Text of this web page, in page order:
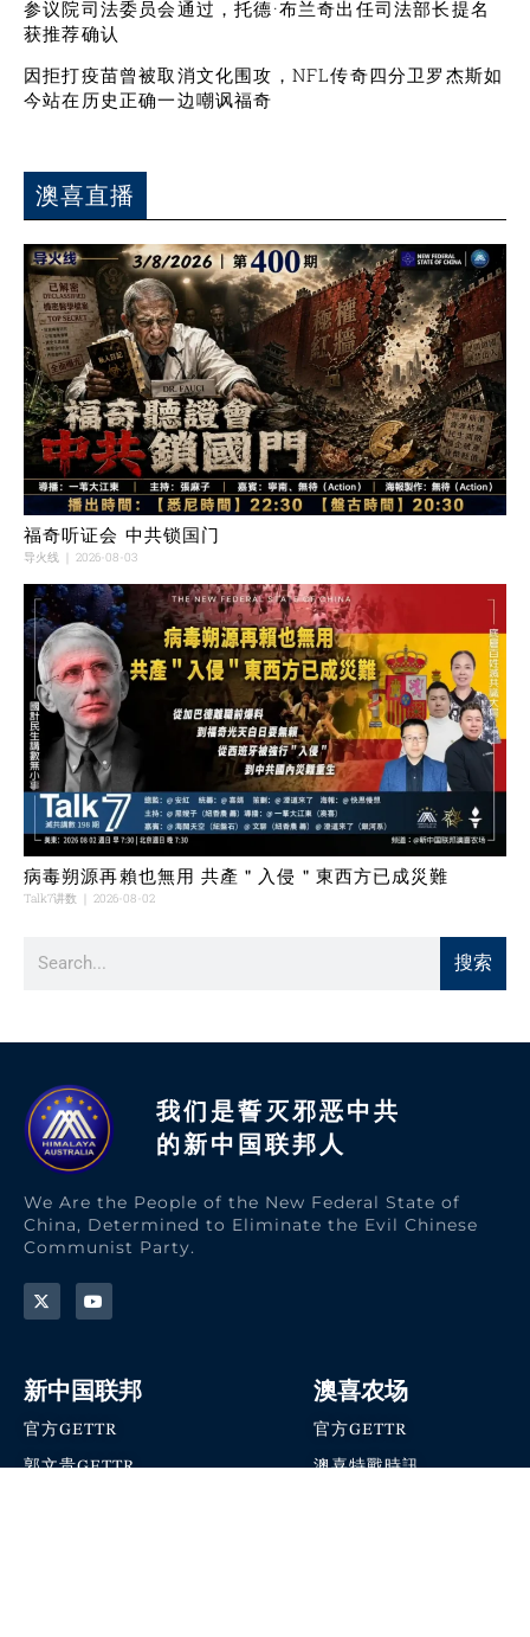
参议院司法委员会通过，托德·布兰奇出任司法部长提名
获推荐确认
因拒打疫苗曾被取消文化围攻，NFL传奇四分卫罗杰斯如
今站在历史正确一边嘲讽福奇
澳喜直播
福奇听证会 中共锁国门
导火线 2026-08-03
病毒朔源再賴也無用 共產＂入侵＂東西方已成災難
Talk7讲数 2026-08-02
搜索
我们是誓灭邪恶中共
的新中国联邦人​
We Are the People of the New Federal State of
China, Determined to Eliminate the Evil Chinese
Communist Party.
新中国联邦
官方GETTR
郭文贵GETTR
澳喜农场
官方GETTR
澳喜特戰時訊